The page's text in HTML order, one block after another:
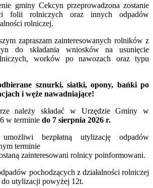
gminy Cekcyn przeprowadzona zostanie
folii rolniczych oraz innych odpadów
rolniczej.
zapraszam zainteresowanych rolników z
do składania wniosków na usunięcie
worków po nawozach oraz typu
sznurki, siatki, opony, bańki po
i węże nawadniające!
należy składać w Urzędzie Gminy w
w terminie do 7 sierpnia 2026 r.
bezpłatną utylizację odpadów
terminie
zainteresowani rolnicy poinformowani.
pochodzących z działalności rolniczej
do utylizacji powyżej 12t.